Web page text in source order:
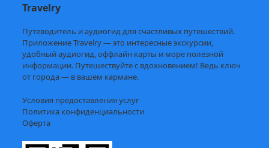
Travelry
Путеводитель и аудиогид для счастливых путешествий.
Приложение Travelry — это интересные экскурсии,
удобный аудиогид, оффлайн карты и море полезной
информации. Путешествуйте с вдохновением! Ведь ключ
от города — в вашем кармане.
Условия предоставления услуг
Политика конфиденциальности
Оферта